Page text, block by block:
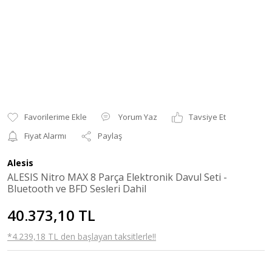
Yorum Yaz
Tavsiye Et
Fiyat Alarmı
Paylaş
Alesis
ALESIS Nitro MAX 8 Parça Elektronik Davul Seti -
Bluetooth ve BFD Sesleri Dahil
40.373,10 TL
*4.239,18 TL den başlayan taksitlerle!!